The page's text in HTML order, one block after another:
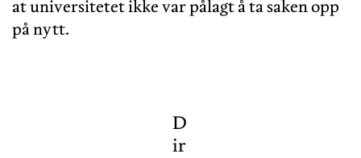
at universitetet ikke var pålagt å ta saken opp
på nytt.
D
ir